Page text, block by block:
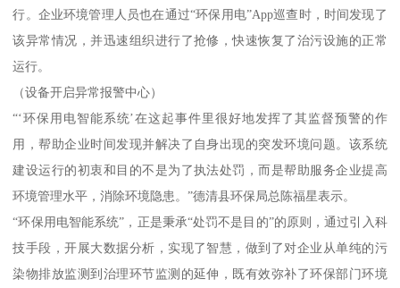
行。企业环境管理人员也在通过“环保用电”App巡查时，时间发现了
该异常情况，并迅速组织进行了抢修，快速恢复了治污设施的正常
运行。
（设备开启异常报警中心）
“‘环保用电智能系统’在这起事件里很好地发挥了其监督预警的作
用，帮助企业时间发现并解决了自身出现的突发环境问题。该系统
建设运行的初衷和目的不是为了执法处罚，而是帮助服务企业提高
环境管理水平，消除环境隐患。”德清县环保局总陈福星表示。
“环保用电智能系统”，正是秉承“处罚不是目的”的原则，通过引入科
技手段，开展大数据分析，实现了智慧，做到了对企业从单纯的污
染物排放监测到治理环节监测的延伸，既有效弥补了环保部门环境